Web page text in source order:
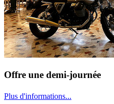
Offre une demi-journée
Plus d'informations...